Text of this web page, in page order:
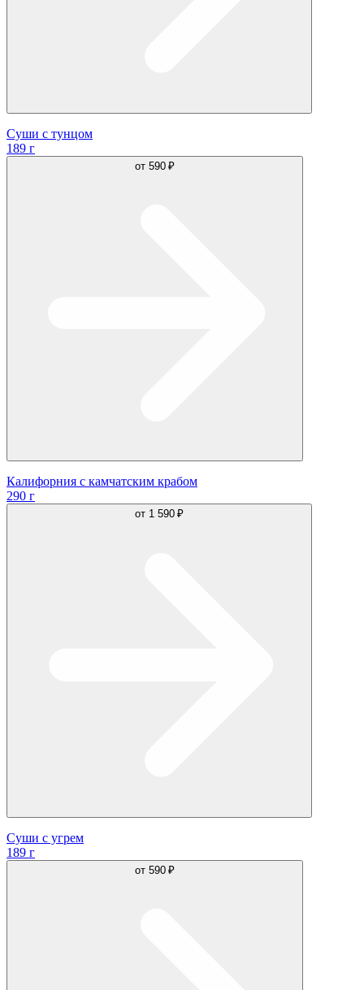
Суши с тунцом
189 г
от 590 ₽
Калифорния с камчатским крабом
290 г
от 1 590 ₽
Суши с угрем
189 г
от 590 ₽